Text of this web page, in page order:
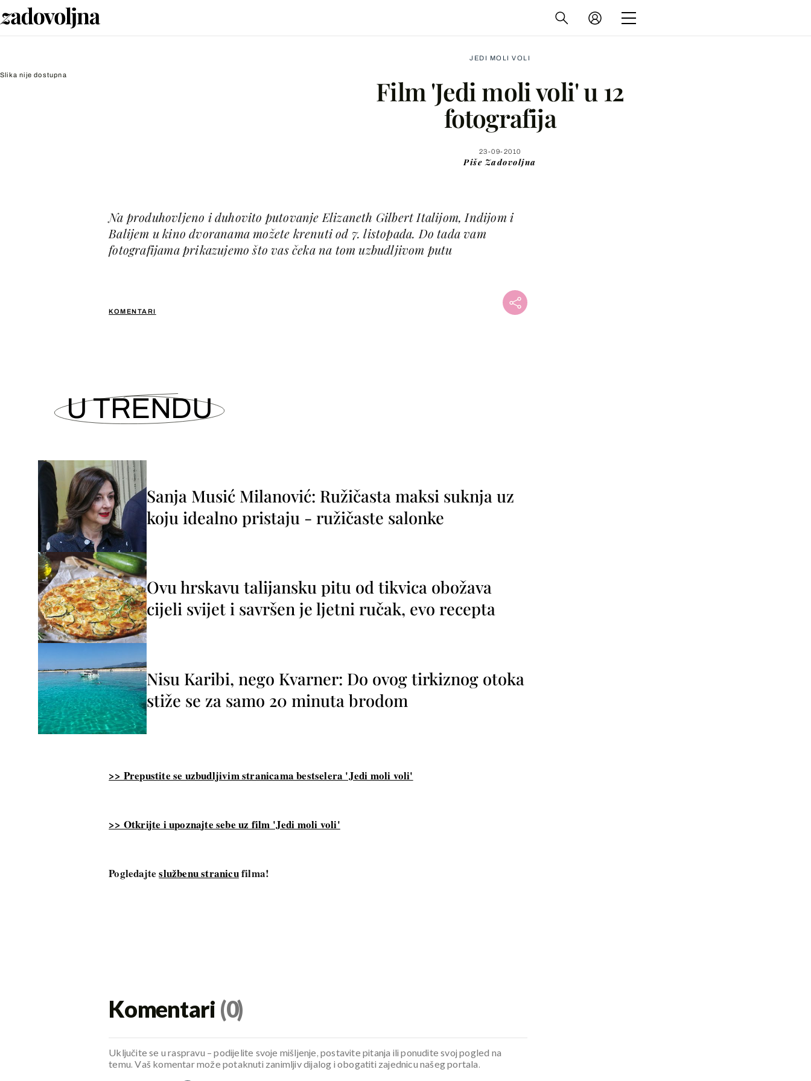
Slika nije dostupna
JEDI MOLI VOLI
Film 'Jedi moli voli' u 12
fotografija
23-09-2010
Piše Zadovoljna
KOMENTARI
Na produhovljeno i duhovito putovanje Elizaneth Gilbert Italijom, Indijom i
Balijem u kino dvoranama možete krenuti od 7. listopada. Do tada vam
fotografijama prikazujemo što vas čeka na tom uzbudljivom putu
WhatsApp
Viber
U TRENDU
Sanja Musić Milanović: Ružičasta maksi suknja uz
koju idealno pristaju - ružičaste salonke
Ovu hrskavu talijansku pitu od tikvica obožava
cijeli svijet i savršen je ljetni ručak, evo recepta
Nisu Karibi, nego Kvarner: Do ovog tirkiznog otoka
stiže se za samo 20 minuta brodom
>> Prepustite se uzbudljivim stranicama bestselera 'Jedi moli voli'
>> Otkrijte i upoznajte sebe uz film 'Jedi moli voli'
Pogledajteslužbenu stranicufilma!
Komentari (0)
Uključite se u raspravu – podijelite svoje mišljenje, postavite pitanja ili ponudite svoj pogled na
temu. Vaš komentar može potaknuti zanimljiv dijalog i obogatiti zajednicu našeg portala.